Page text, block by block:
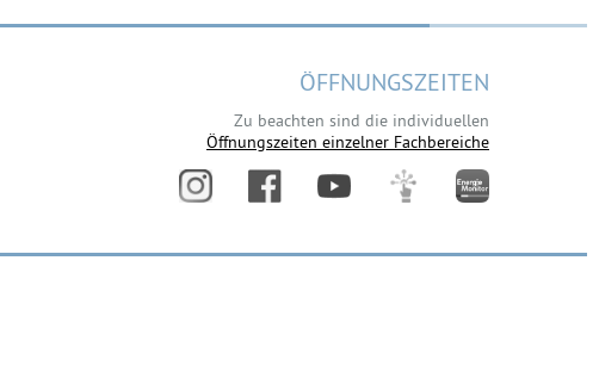
ÖFFNUNGSZEITEN
Zu beachten sind die individuellen
Öffnungszeiten einzelner Fachbereiche